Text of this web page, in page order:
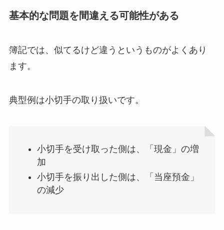
基本的な問題を間違える可能性がある
簿記では、 似てるけど違う というものがよくあり
ます。
典型例は小切手の取り扱いです。
小切手を受け取った側は、「現金」の増
加
小切手を振り出した側は、「当座預金」
の減少